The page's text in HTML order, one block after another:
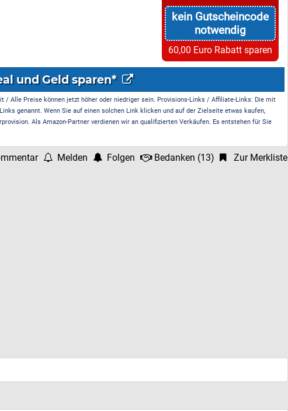
kein Gutscheincode
notwendig
60,00 Euro Rabatt sparen
und Geld sparen*
/ Alle Preise können jetzt höher oder niedriger sein. Provisions-Links / Affiliate-Links: Die mit
genannt. Wenn Sie auf einen solchen Link klicken und auf der Zielseite etwas kaufen,
Als Amazon-Partner verdienen wir an qualifizierten Verkäufen. Es entstehen für Sie
Melden Folgen Bedanken (13) Zur Merkliste